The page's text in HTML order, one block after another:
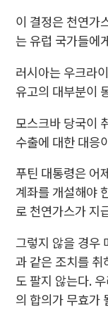
이 결정은 천연가
는 유럽 국가들에
러시아는 우크라
유고의 대부분이
모스크바 당국이
수출에 대한 대응
푸틴 대통령은 어
계좌를 개설해야
로 천연가스가 지
그렇지 않을 경우
과 같은 조치를
도 팔지 않는다.
의 합의가 무효가